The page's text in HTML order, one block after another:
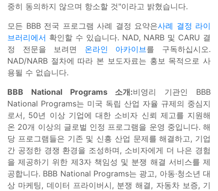
중히 동의하지 않으며 항소할 것"이라고 밝혔습니다.
모든 BBB 전국 프로그램 사례 결정 요약은사례 결정 라이
브러리에서 확인할 수 있습니다. NAD, NARB 및 CARU 결
정 전문을 보려면 온라인 아카이브 를 구독하십시오.
NAD/NARB 절차에 따라 본 보도자료는 홍보 목적으로 사
용될 수 없습니다.
BBB National Programs 소개:비영리 기관인 BBB
National Programs는 미국 독립 산업 자율 규제의 중심지
로서, 50년 이상 기업에 대한 소비자 신뢰 제고를 지원해
온 20개 이상의 글로벌 인정 프로그램을 운영 중입니다. 해
당 프로그램들은 기존 및 신흥 산업 문제를 해결하고, 기업
간 공정한 경쟁 환경을 조성하며, 소비자에게 더 나은 경험
을 제공하기 위한 제3자 책임성 및 분쟁 해결 서비스를 제
공합니다. BBB National Programs는 광고, 아동·청소년 대
상 마케팅, 데이터 프라이버시, 분쟁 해결, 자동차 보증, 기